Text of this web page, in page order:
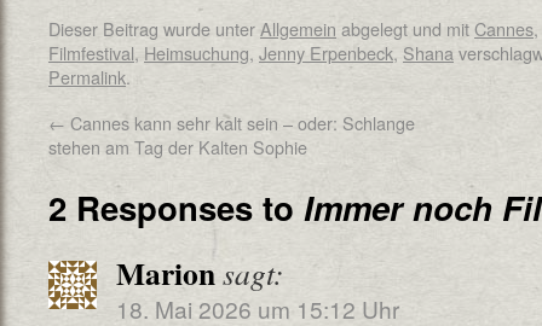
Dieser Beitrag wurde unterAllgemein abgelegt und mitCannes,
Filmfestival, Heimsuchung, Jenny Erpenbeck, Shana
Permalink.
← Cannes kann sehr kalt sein – oder: Schlange
stehen am Tag der Kalten Sophie
2 Responses to Immer noch
Marionsagt:
18. Mai 2026 um 15:12 Uhr